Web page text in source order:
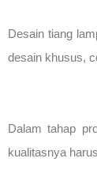
Desain tiang
desain khusus,
Dalam tahap
kualitasnya